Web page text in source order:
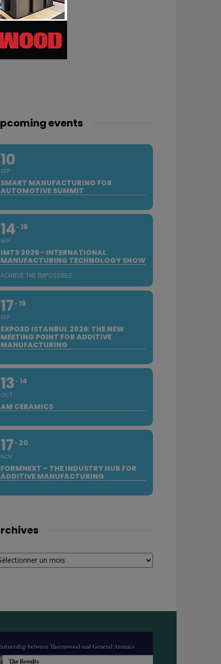
events
10
SEP
SMART MANUFACTURING FOR
AUTOMOTIVE SUMMIT
14
SEP
19
IMTS 2026 - INTERNATIONAL
MANUFACTURING TECHNOLOGY SHOW
ACHIEVE THE IMPOSSIBLE
17
SEP
19
EXPO3D ISTANBUL 2026: THE NEW
MEETING POINT FOR ADDITIVE
MANUFACTURING
13
OCT
14
AM CERAMICS
17
NOV
20
FORMNEXT – THE INDUSTRY HUB FOR
ADDITIVE MANUFACTURING